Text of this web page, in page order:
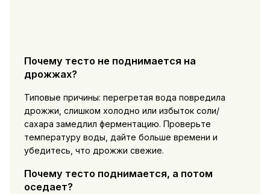
Почему тесто не поднимается на
дрожжах?
Типовые причины: перегретая вода повредила
дрожжи, слишком холодно или избыток соли/
сахара замедлил ферментацию. Проверьте
температуру воды, дайте больше времени и
убедитесь, что дрожжи свежие.
Почему тесто поднимается, а потом
оседает?